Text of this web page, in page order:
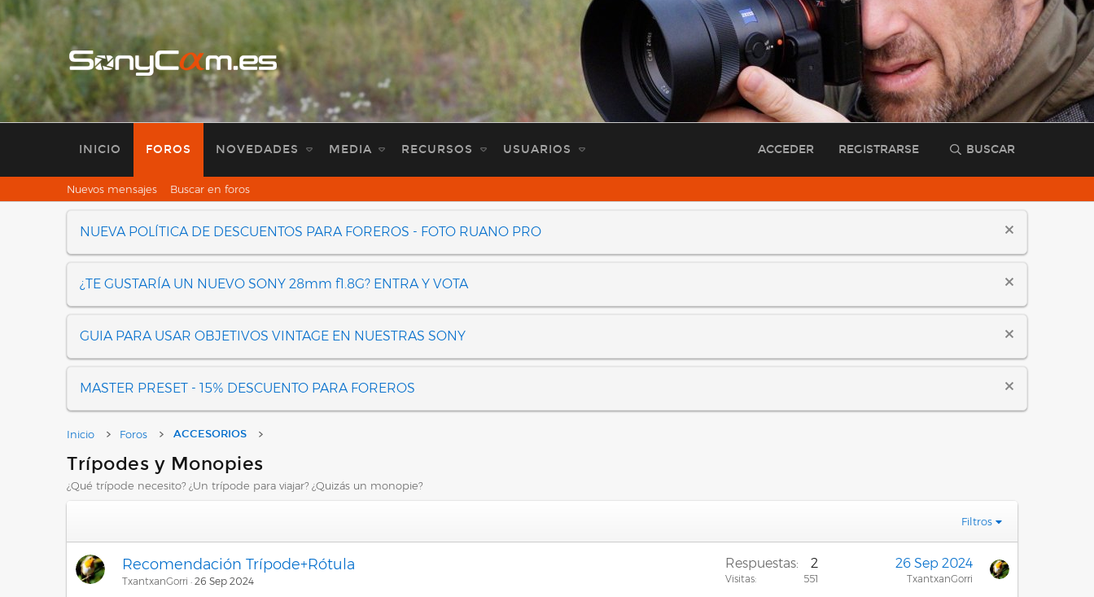
INICIO FOROS NOVEDADES MEDIA RECURSOS USUARIOS ACCEDER REGISTRARSE BUSCAR
Nuevos mensajes Buscar en foros
NUEVA POLÍTICA DE DESCUENTOS PARA FOREROS - FOTO RUANO PRO
¿TE GUSTARÍA UN NUEVO SONY 28mm f1.8G? ENTRA Y VOTA
GUIA PARA USAR OBJETIVOS VINTAGE EN NUESTRAS SONY
MASTER PRESET - 15% DESCUENTO PARA FOREROS
Inicio Foros ACCESORIOS
Trípodes y Monopies
¿Qué trípode necesito? ¿Un trípode para viajar? ¿Quizás un monopie?
Filtros
Recomendación Trípode+Rótula
TxantxanGorri 26 Sep 2024
Respuestas 2
Visitas 551
26 Sep 2024
TxantxanGorri